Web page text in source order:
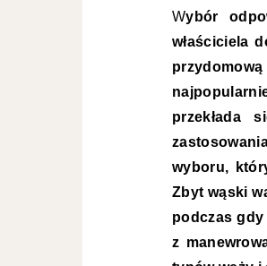
Wybór odpowiedniego węża ogrodowego to kluczowa decyzja dla każdego
właściciela
przekłada
wyboru,
Zbyt wąski
podczas
z